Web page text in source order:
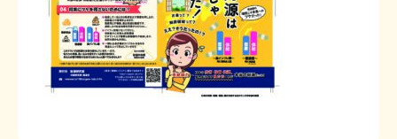
シン財源はあなたです／合同誌／旧・サブカル分室
日本経済を解説するヤンキー／MIHANAマンガ／旧・財研出版
マネクリ戦士 RED & BLACK
MMTの学習資料
会計報告
会計報告